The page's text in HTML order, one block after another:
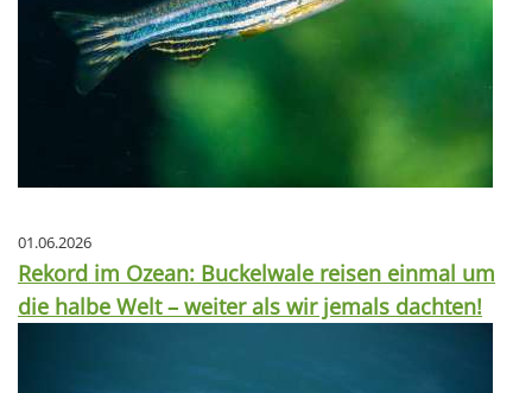
01.06.2026
Rekord im Ozean: Buckelwale reisen einmal um
die halbe Welt – weiter als wir jemals dachten!